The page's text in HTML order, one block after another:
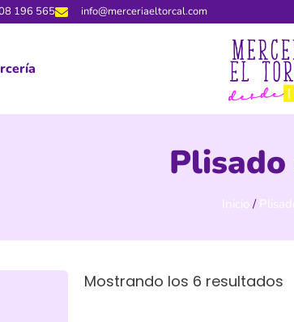
196 565 info@merceriaeltorcal.com
Inicio /
Mostrando los 6 resultados